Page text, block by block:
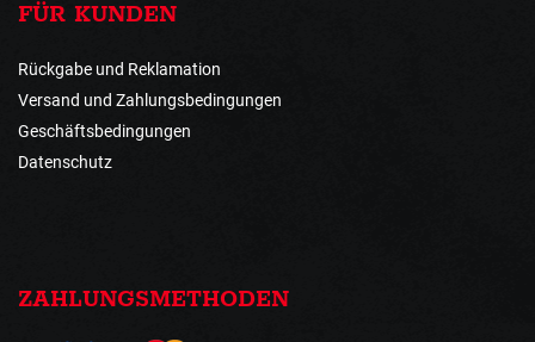
FÜR KUNDEN
Rückgabe und Reklamation
Versand und Zahlungsbedingungen
Geschäftsbedingungen
Datenschutz
ZAHLUNGSMETHODEN